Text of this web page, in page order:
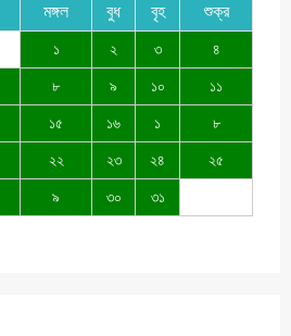
মঙ্গল বুধ বৃহ শুক্র
১ ২ ৩ ৪
৮ ৯ ১০ ১১
১৫ ১৬ ১ ৮
২২ ২৩ ২৪ ২৫
৯ ৩০ ৩১